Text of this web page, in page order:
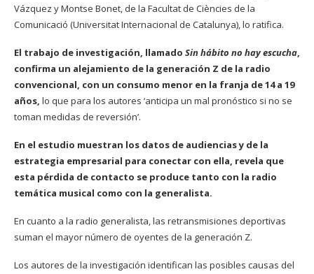
Vázquez y Montse Bonet, de la Facultat de Ciències de la
Comunicació (Universitat Internacional de Catalunya), lo ratifica.
El trabajo de investigación, llamado Sin hábito no hay escucha,
confirma un alejamiento de la generación Z de la radio
convencional, con un consumo menor en la franja de 14 a 19
años, lo que para los autores ‘anticipa un mal pronóstico si no se
toman medidas de reversión’.
En el estudio muestran los datos de audiencias y de la
estrategia empresarial para conectar con ella, revela que
esta pérdida de contacto se produce tanto con la radio
temática musical como con la generalista.
En cuanto a la radio generalista, las retransmisiones deportivas
suman el mayor número de oyentes de la generación Z.
Los autores de la investigación identifican las posibles causas del